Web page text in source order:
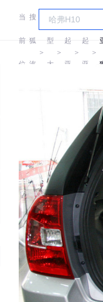
当
前
位
搜
狐
汽
＞
车
型
大
＞
起
亚
＞
起
亚
＞